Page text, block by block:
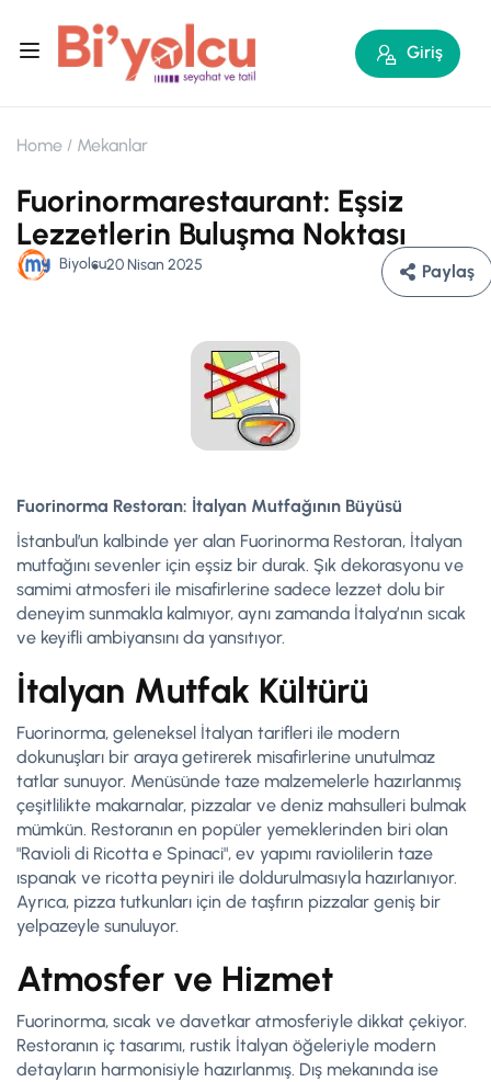
Giriş
Home Mekanlar
Fuorinormarestaurant: Eşsiz
Lezzetlerin Buluşma Noktası
Biyolcu20 Nisan 2025 Paylaş
Fuorinorma Restoran: İtalyan Mutfağının Büyüsü
İstanbul’un kalbinde yer alan Fuorinorma Restoran, İtalyan
mutfağını sevenler için eşsiz bir durak. Şık dekorasyonu ve
samimi atmosferi ile misafirlerine sadece lezzet dolu bir
deneyim sunmakla kalmıyor, aynı zamanda İtalya’nın sıcak
ve keyifli ambiyansını da yansıtıyor.
İtalyan Mutfak Kültürü
Fuorinorma, geleneksel İtalyan tarifleri ile modern
dokunuşları bir araya getirerek misafirlerine unutulmaz
tatlar sunuyor. Menüsünde taze malzemelerle hazırlanmış
çeşitlilikte makarnalar, pizzalar ve deniz mahsulleri bulmak
mümkün. Restoranın en popüler yemeklerinden biri olan
"Ravioli di Ricotta e Spinaci", ev yapımı raviolilerin taze
ıspanak ve ricotta peyniri ile doldurulmasıyla hazırlanıyor.
Ayrıca, pizza tutkunları için de taşfırın pizzalar geniş bir
yelpazeyle sunuluyor.
Atmosfer ve Hizmet
Fuorinorma, sıcak ve davetkar atmosferiyle dikkat çekiyor.
Restoranın iç tasarımı, rustik İtalyan öğeleriyle modern
detayların harmonisiyle hazırlanmış. Dış mekanında ise